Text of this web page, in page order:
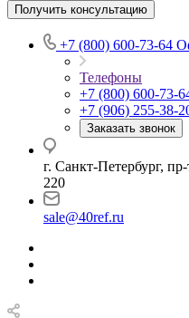
Получить консультацию
+7 (800) 600-73-64
Телефоны
+7 (800) 600-73-
+7 (906) 255-38-
Заказать звонок
г. Санкт-Петербург,
220
sale@40ref.ru